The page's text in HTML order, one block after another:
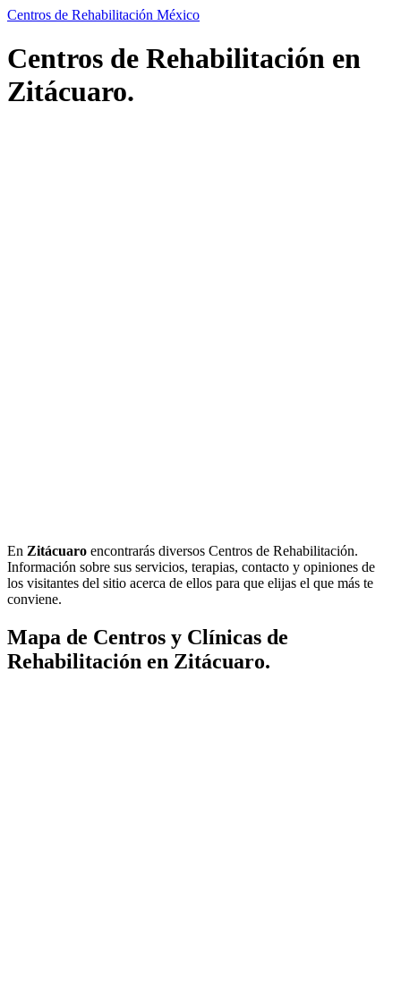
Centros de Rehabilitación México
Centros de Rehabilitación en
Zitácuaro.
En Zitácuaro encontrarás diversos Centros de Rehabilitación.
Información sobre sus servicios, terapias, contacto y opiniones de
los visitantes del sitio acerca de ellos para que elijas el que más te
conviene.
Mapa de Centros y Clínicas de
Rehabilitación en Zitácuaro.